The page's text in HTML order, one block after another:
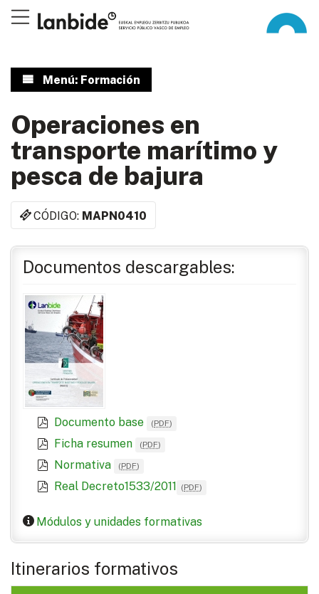
Menú: Formación
Operaciones en
transporte marítimo y
pesca de bajura
CÓDIGO: MAPN0410
Documentos descargables:
Documento base (PDF)
Ficha resumen (PDF)
Normativa (PDF)
Real Decreto1533/2011 (PDF)
Módulos y unidades formativas
Itinerarios formativos